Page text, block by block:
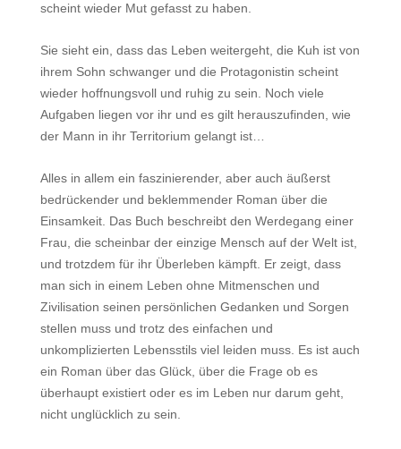
scheint wieder Mut gefasst zu haben.
Sie sieht ein, dass das Leben weitergeht, die Kuh ist von
ihrem Sohn schwanger und die Protagonistin scheint
wieder hoffnungsvoll und ruhig zu sein. Noch viele
Aufgaben liegen vor ihr und es gilt herauszufinden, wie
der Mann in ihr Territorium gelangt ist…
Alles in allem ein faszinierender, aber auch äußerst
bedrückender und beklemmender Roman über die
Einsamkeit. Das Buch beschreibt den Werdegang einer
Frau, die scheinbar der einzige Mensch auf der Welt ist,
und trotzdem für ihr Überleben kämpft. Er zeigt, dass
man sich in einem Leben ohne Mitmenschen und
Zivilisation seinen persönlichen Gedanken und Sorgen
stellen muss und trotz des einfachen und
unkomplizierten Lebensstils viel leiden muss. Es ist auch
ein Roman über das Glück, über die Frage ob es
überhaupt existiert oder es im Leben nur darum geht,
nicht unglücklich zu sein.